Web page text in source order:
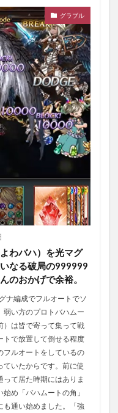
グラブル
わバハ）を光マグ
なる破局の999999
のおかげで余裕。
ナ編成でフルオートでソ
弱い方のプロトバハムー
）は皆で寄って集って戦
トで放置して倒せる程度
フルオートをしているの
いたからです。前に使
て居た時期にはありま
め「バハムートの角」
も通い始めました。「強